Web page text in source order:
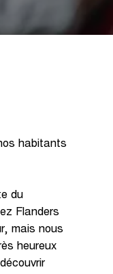
habitants
du
Flanders
mais nous
heureux